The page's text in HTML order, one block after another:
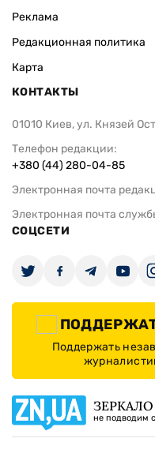
Реклама
Редакционная политика
Карта
КОНТАКТЫ
01010 Киев, ул. Князей
Телефон редакции:
+380 (44) 280-04-85
Электронная почта
Электронная почта
СОЦСЕТИ
Поддержать
не подводим